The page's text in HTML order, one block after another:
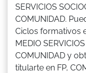
SERVICIOS
COMUNIDAD.
Ciclos formativos
MEDIO
COMUNIDAD y
titularte en FP,